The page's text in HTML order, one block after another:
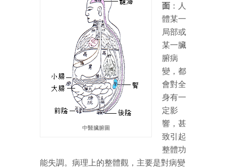
中醫臟腑圖
面 ：人
體某一
局部或
某一臟
腑病
變，都
會對全
身有一
定影
響，甚
致引起
整體功
能失調。病理上的整體觀，主要是對病變